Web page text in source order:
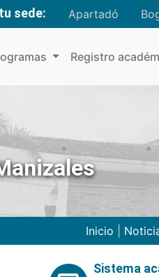
sede: Apartadó
Registro
Inicio
Sistema